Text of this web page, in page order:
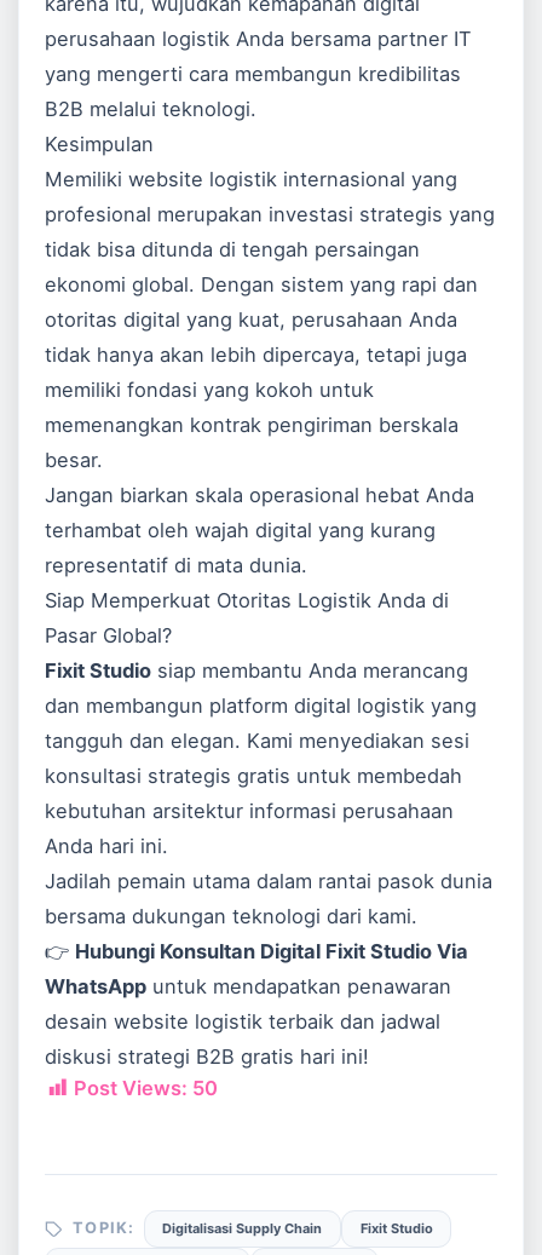
perusahaan logistik Anda bersama partner IT
yang mengerti cara membangun kredibilitas
B2B melalui teknologi.
Kesimpulan
Memiliki website logistik internasional yang
profesional merupakan investasi strategis yang
tidak bisa ditunda di tengah persaingan
ekonomi global. Dengan sistem yang rapi dan
otoritas digital yang kuat, perusahaan Anda
tidak hanya akan lebih dipercaya, tetapi juga
memiliki fondasi yang kokoh untuk
memenangkan kontrak pengiriman berskala
besar.
Jangan biarkan skala operasional hebat Anda
terhambat oleh wajah digital yang kurang
representatif di mata dunia.
Siap Memperkuat Otoritas Logistik Anda di
Pasar Global?
Fixit Studio siap membantu Anda merancang
dan membangun platform digital logistik yang
tangguh dan elegan. Kami menyediakan sesi
konsultasi strategis gratis untuk membedah
kebutuhan arsitektur informasi perusahaan
Anda hari ini.
Jadilah pemain utama dalam rantai pasok dunia
bersama dukungan teknologi dari kami.
👉 Hubungi Konsultan Digital Fixit Studio Via
WhatsApp untuk mendapatkan penawaran
desain website logistik terbaik dan jadwal
diskusi strategi B2B gratis hari ini!
Post Views: 50
TOPIK: Digitalisasi Supply Chain Fixit Studio